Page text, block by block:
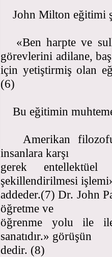
John Milton eğitimi
«Ben harpte ve
görevlerini adilane,
için yetiştirmiş olan
(6)
Bu eğitimin
Amerikan filozofu
insanlara karşı
gerek
şekillendirilmesi
addeder.(7) Dr. John
öğretme ve
öğrenme yolu ile
sanatıdır.» görüşün
dedir. (8)